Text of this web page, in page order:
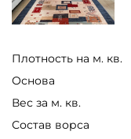
Плотность на м. кв.
Основа
Вес за м. кв.
Состав ворса